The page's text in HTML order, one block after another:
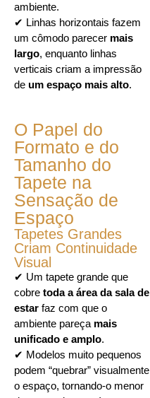
ambiente.
✔ Linhas horizontais fazem
um cômodo parecer mais
largo, enquanto linhas
verticais criam a impressão
de um espaço mais alto.
O Papel do
Formato e do
Tamanho do
Tapete na
Sensação de
Espaço
Tapetes Grandes
Criam Continuidade
Visual
✔ Um tapete grande que
cobre toda a área da sala de
estar faz com que o
ambiente pareça mais
unificado e amplo.
✔ Modelos muito pequenos
podem “quebrar” visualmente
o espaço, tornando-o menor